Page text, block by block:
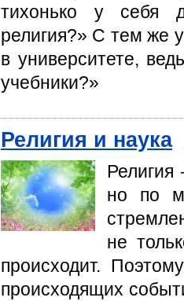
тихонько у себя
религия?» С тем же
в университете,
учебники?»
Религия и наука
но по
не
происходит.
происходящих